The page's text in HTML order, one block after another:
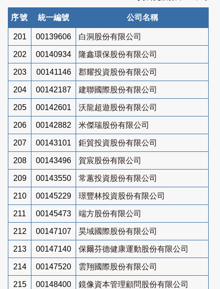
序號 統一編號 公司名稱
201 00139606 白洞股份有限公司
202 00140934 隆鑫環保股份有限公司
203 00141146 郡耀投資股份有限公司
204 00142187 建聯國際股份有限公司
205 00142601 沃龍超遊股份有限公司
206 00142882 米傑瑞股份有限公司
207 00143101 鉅貿投資股份有限公司
208 00143496 賀宸股份有限公司
209 00143550 常蕙投資股份有限公司
210 00145229 璟豐林投資股份有限公司
211 00145473 端方股份有限公司
212 00147107 昊域國際股份有限公司
213 00147140 保爾芬德健康運動股份有限公司
214 00147520 雲翔國際股份有限公司
215 00148400 鏡像資本管理顧問股份有限公司